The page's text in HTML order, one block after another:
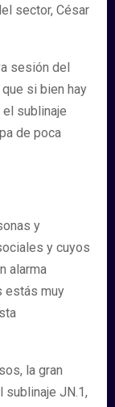
sector, César
sesión del
si bien hay
sublinaje
de poca
y
y cuyos
alarma
estás muy
la gran
sublinaje JN.1,